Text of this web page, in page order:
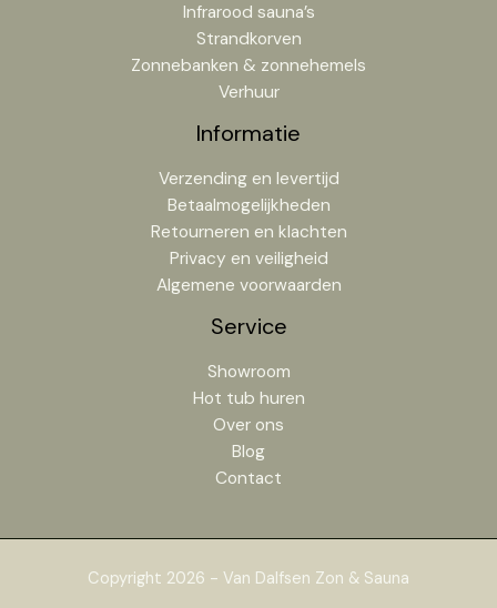
Infrarood sauna’s
Strandkorven
Zonnebanken & zonnehemels
Verhuur
Informatie
Verzending en levertijd
Betaalmogelijkheden
Retourneren en klachten
Privacy en veiligheid
Algemene voorwaarden
Service
Showroom
Hot tub huren
Over ons
Blog
Contact
Copyright 2026 - Van Dalfsen Zon & Sauna